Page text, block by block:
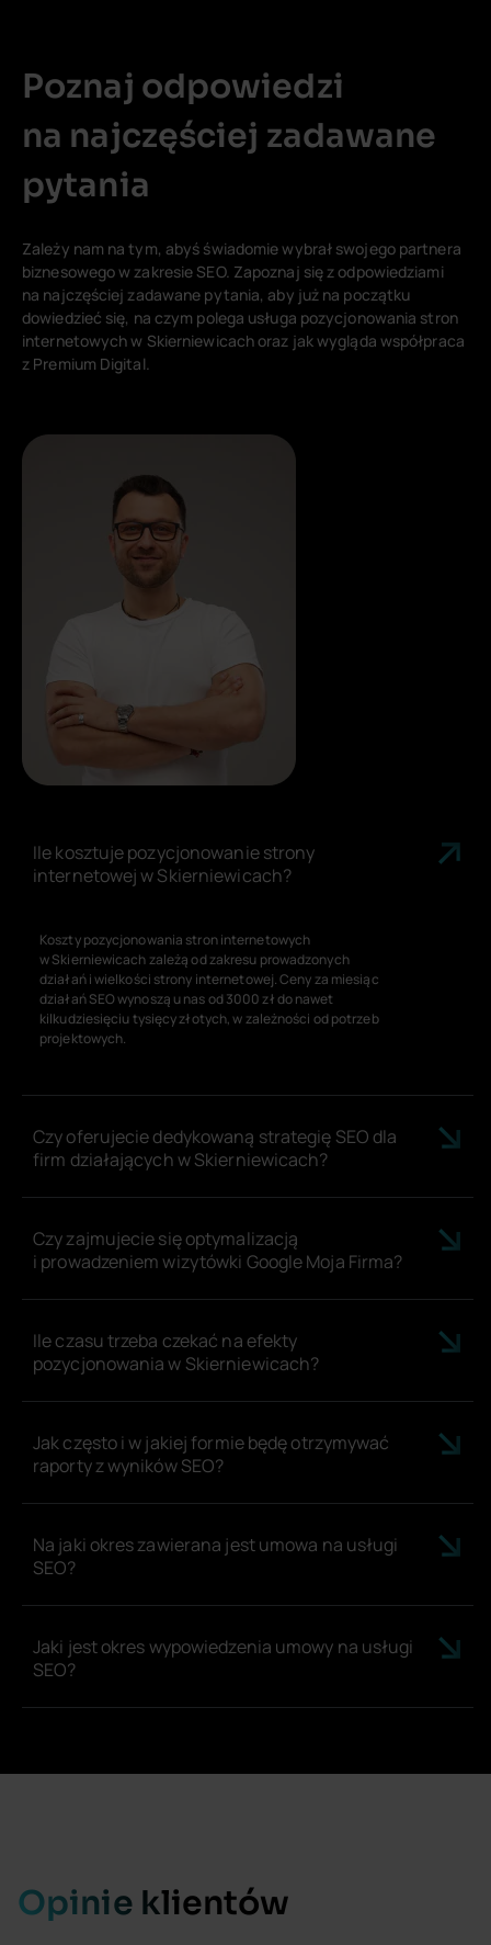
Poznaj odpowiedzi
na najczęściej zadawane
pytania
Zależy nam na tym, abyś świadomie wybrał swojego partnera
biznesowego w zakresie SEO. Zapoznaj się z odpowiedziami
na najczęściej zadawane pytania, aby już na początku
dowiedzieć się, na czym polega usługa pozycjonowania stron
internetowych w Skierniewicach oraz jak wygląda współpraca
z Premium Digital.
Ile kosztuje pozycjonowanie strony
internetowej w Skierniewicach?
Koszty pozycjonowania stron internetowych
w Skierniewicach zależą od zakresu prowadzonych
działań i wielkości strony internetowej. Ceny za miesiąc
działań SEO wynoszą u nas od 3000 zł do nawet
kilkudziesięciu tysięcy złotych, w zależności od potrzeb
projektowych.
Czy oferujecie dedykowaną strategię SEO dla
firm działających w Skierniewicach?
Czy zajmujecie się optymalizacją
i prowadzeniem wizytówki Google Moja Firma?
Ile czasu trzeba czekać na efekty
pozycjonowania w Skierniewicach?
Jak często i w jakiej formie będę otrzymywać
raporty z wyników SEO?
Na jaki okres zawierana jest umowa na usługi
SEO?
Jaki jest okres wypowiedzenia umowy na usługi
SEO?
Opinie klientów